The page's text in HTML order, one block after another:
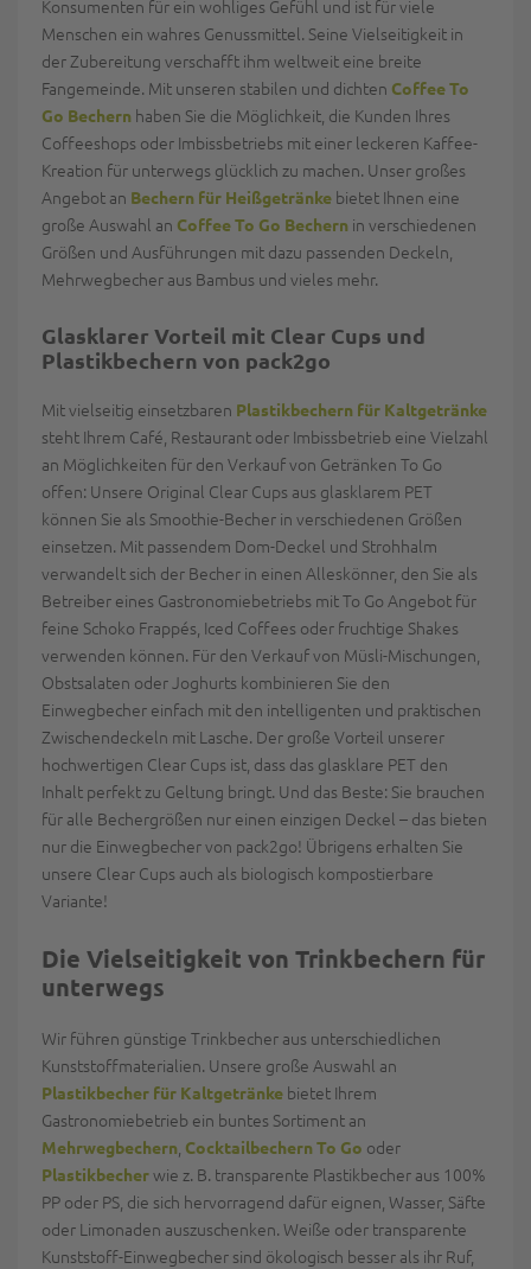
Konsumenten für ein wohliges Gefühl und ist für viele
Menschen ein wahres Genussmittel. Seine Vielseitigkeit in
der Zubereitung verschafft ihm weltweit eine breite
Fangemeinde. Mit unseren stabilen und dichten Coffee To
Go Bechern haben Sie die Möglichkeit, die Kunden Ihres
Coffeeshops oder Imbissbetriebs mit einer leckeren Kaffee-
Kreation für unterwegs glücklich zu machen. Unser großes
Angebot an Bechern für Heißgetränke bietet Ihnen eine
große Auswahl an Coffee To Go Bechern in verschiedenen
Größen und Ausführungen mit dazu passenden Deckeln,
Mehrwegbecher aus Bambus und vieles mehr.
Glasklarer Vorteil mit Clear Cups und
Plastikbechern von pack2go
Mit vielseitig einsetzbaren Plastikbechern für Kaltgetränke
steht Ihrem Café, Restaurant oder Imbissbetrieb eine Vielzahl
an Möglichkeiten für den Verkauf von Getränken To Go
offen: Unsere Original Clear Cups aus glasklarem PET
können Sie als Smoothie-Becher in verschiedenen Größen
einsetzen. Mit passendem Dom-Deckel und Strohhalm
verwandelt sich der Becher in einen Alleskönner, den Sie als
Betreiber eines Gastronomiebetriebs mit To Go Angebot für
feine Schoko Frappés, Iced Coffees oder fruchtige Shakes
verwenden können. Für den Verkauf von Müsli-Mischungen,
Obstsalaten oder Joghurts kombinieren Sie den
Einwegbecher einfach mit den intelligenten und praktischen
Zwischendeckeln mit Lasche. Der große Vorteil unserer
hochwertigen Clear Cups ist, dass das glasklare PET den
Inhalt perfekt zu Geltung bringt. Und das Beste: Sie brauchen
für alle Bechergrößen nur einen einzigen Deckel – das bieten
nur die Einwegbecher von pack2go! Übrigens erhalten Sie
unsere Clear Cups auch als biologisch kompostierbare
Variante!
Die Vielseitigkeit von Trinkbechern für
unterwegs
Wir führen günstige Trinkbecher aus unterschiedlichen
Kunststoffmaterialien. Unsere große Auswahl an
Plastikbecher für Kaltgetränke bietet Ihrem
Gastronomiebetrieb ein buntes Sortiment an
Mehrwegbechern Cocktailbechern To Go oder
Plastikbecherwie z. B. transparente Plastikbecher aus 100%
PP oder PS, die sich hervorragend dafür eignen, Wasser, Säfte
oder Limonaden auszuschenken. Weiße oder transparente
Kunststoff-Einwegbecher sind ökologisch besser als ihr Ruf,